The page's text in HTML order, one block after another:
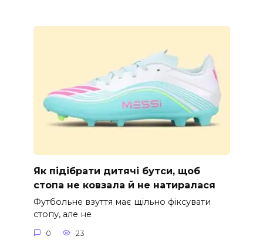
Як підібрати дитячі бутси, щоб
стопа не ковзала й не натиралася
Футбольне взуття має щільно фіксувати
стопу, але не
0 23